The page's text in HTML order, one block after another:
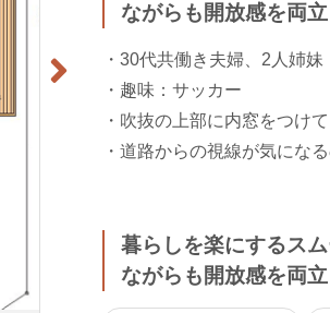
ながらも開放感を両
・30代共働き夫婦、2人姉
・趣味：サッカー
・吹抜の上部に内窓をつけ
・道路からの視線が気にな
暮らしを楽にするス
ながらも開放感を両